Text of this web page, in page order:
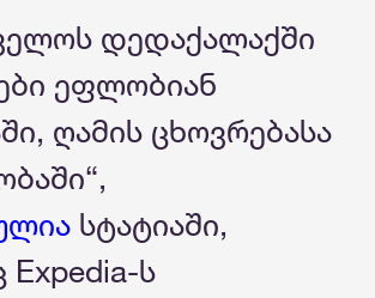
დედაქალაქში
ეფლობიან
ღამის ცხოვრებასა
სტატიაში,
ს